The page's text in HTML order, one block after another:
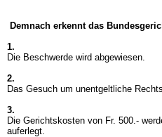
Demnach erkennt das
1.
Die Beschwerde wird abgewiesen.
2.
Das Gesuch um unentgeltliche
3.
Die Gerichtskosten von Fr. 500.-
auferlegt.